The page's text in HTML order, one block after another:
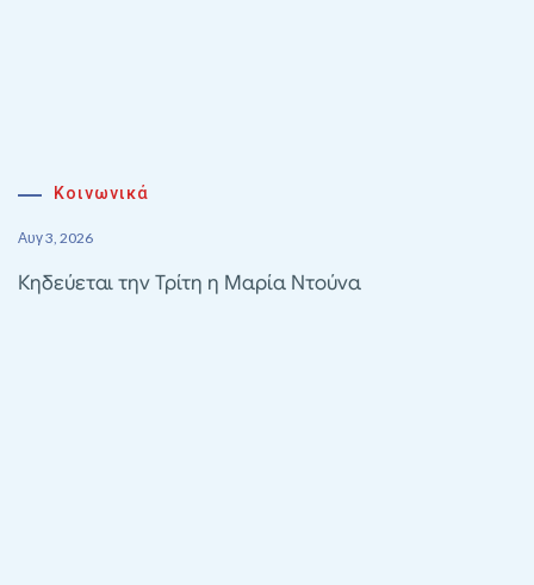
Κοινωνικά
Αυγ 3, 2026
Κηδεύεται την Τρίτη η Μαρία Ντούνα